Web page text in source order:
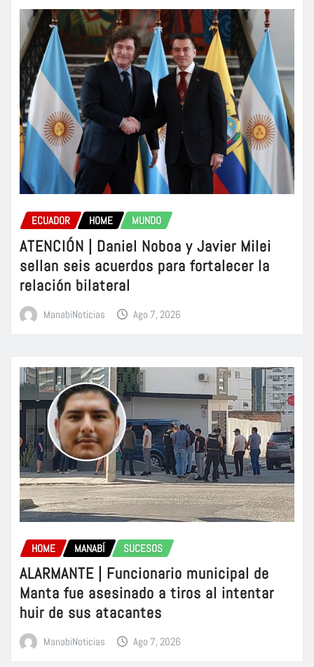
ECUADOR HOME MUNDO
ATENCIÓN | Daniel Noboa y Javier Milei
sellan seis acuerdos para fortalecer la
relación bilateral
ManabiNoticias Ago 7, 2026
HOME MANABÍ SUCESOS
ALARMANTE | Funcionario municipal de
Manta fue asesinado a tiros al intentar
huir de sus atacantes
ManabiNoticias Ago 7, 2026